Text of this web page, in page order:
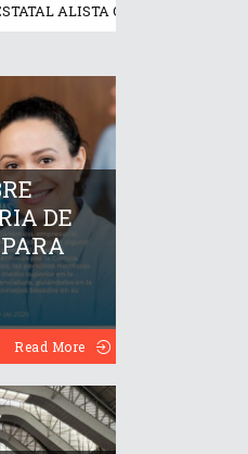
ALISTA OPERATIVO
DE
Read More